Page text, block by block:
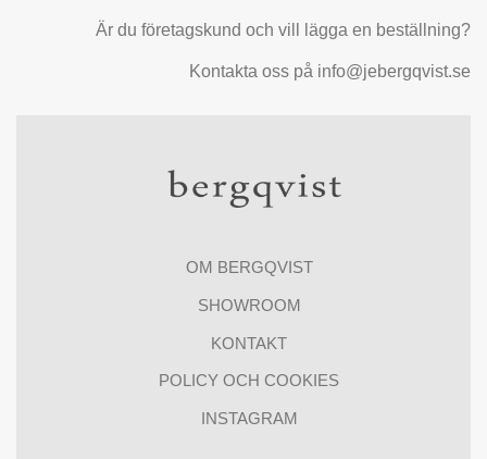
Är du företagskund och vill lägga en beställning?
Kontakta oss på info@jebergqvist.se
OM BERGQVIST
SHOWROOM
KONTAKT
POLICY OCH COOKIES
INSTAGRAM